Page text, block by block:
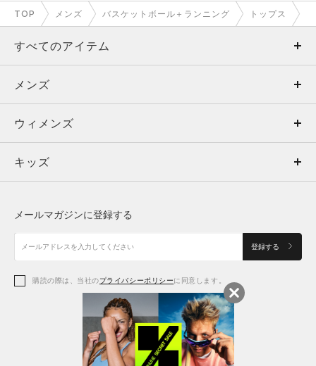
TOP メンズ バスケットボール＋ランニング トップス
すべてのアイテム
メンズ
ウィメンズ
キッズ
アクセサリー
メンズ
トップス
ボトムス
アクセサリー
ウィメンズ
トップス
シューズ
アクセサリー
レギンス＆タイツ
キッズ
シューズ
メールマガジンに登録する
登録する
購読の際は、当社のプライバシーポリシーに同意します。